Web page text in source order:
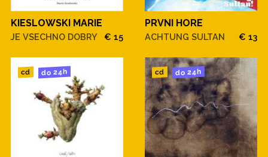
KIESLOWSKI MARIE
JE VSECHNO DOBRY € 15
PRVNI HORE
ACHTUNG SULTAN € 13
cd do 24h cd do 24h